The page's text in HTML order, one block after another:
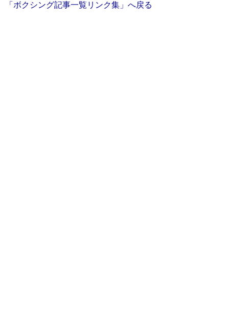
「ボクシング記事一覧リンク集」へ戻る